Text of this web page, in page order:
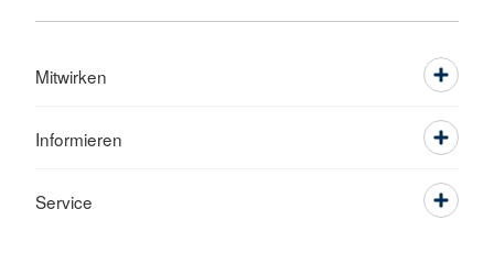
Mitwirken
Informieren
Service